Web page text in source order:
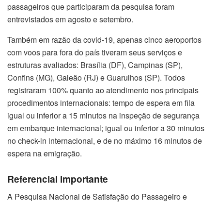
passageiros que participaram da pesquisa foram
entrevistados em agosto e setembro.
Também em razão da covid-19, apenas cinco aeroportos
com voos para fora do país tiveram seus serviços e
estruturas avaliados: Brasília (DF), Campinas (SP),
Confins (MG), Galeão (RJ) e Guarulhos (SP). Todos
registraram 100% quanto ao atendimento nos principais
procedimentos internacionais: tempo de espera em fila
igual ou inferior a 15 minutos na inspeção de segurança
em embarque internacional; igual ou inferior a 30 minutos
no check-in internacional, e de no máximo 16 minutos de
espera na emigração.
Referencial importante
A Pesquisa Nacional de Satisfação do Passageiro e